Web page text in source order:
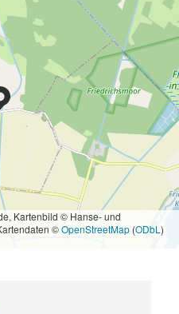
Kartenbild © Hanse- und
©OpenStreetMap (ODbL )